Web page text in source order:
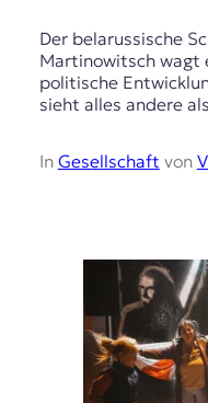
Der belarussische
Martinowitsch wagt
politische
sieht alles andere
In Gesellschaft von